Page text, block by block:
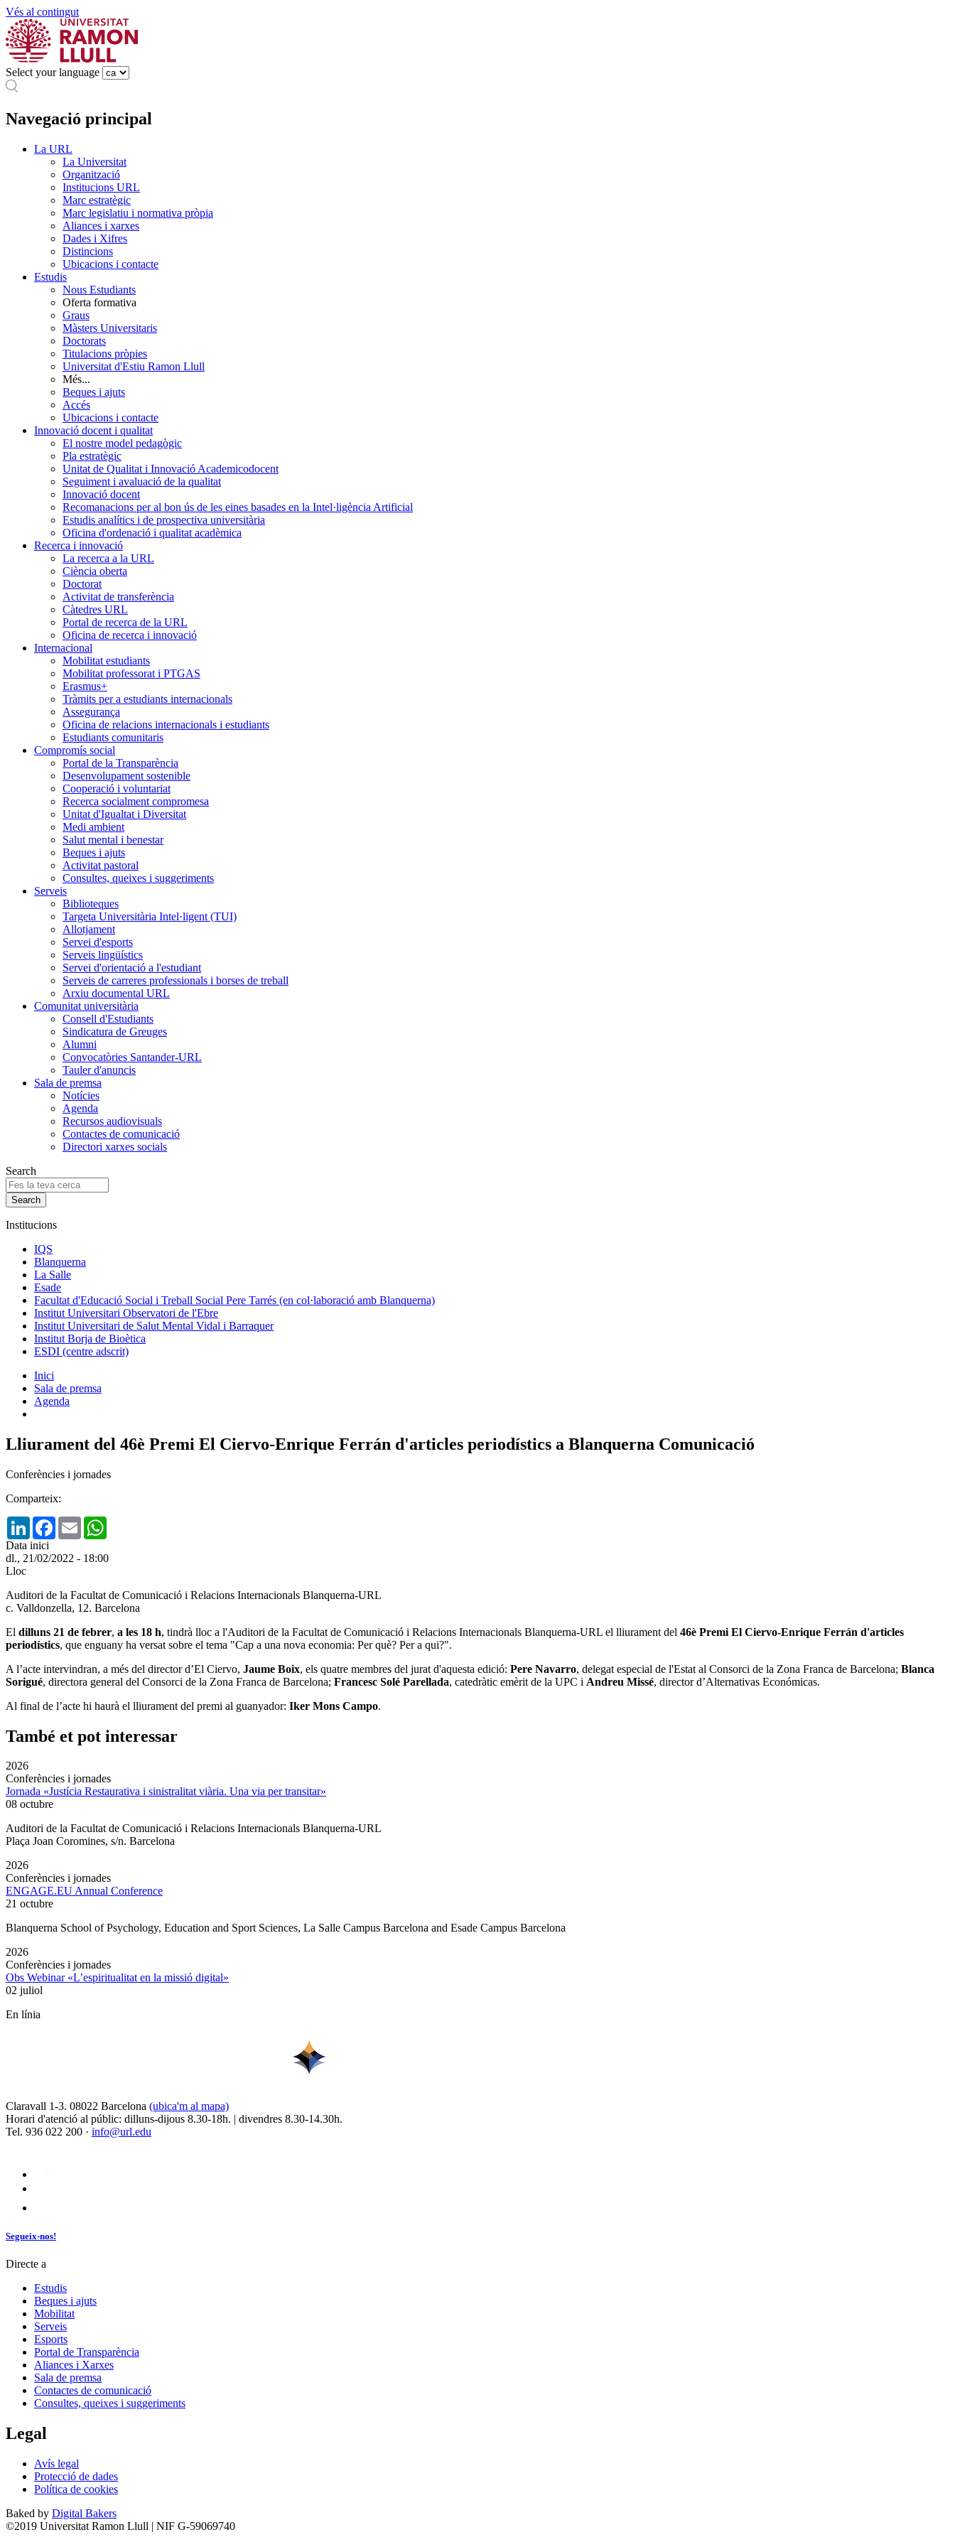
Vés al contingut
Select your language
Navegació principal
La URL
La Universitat
Organització
Institucions URL
Marc estratègic
Marc legislatiu i normativa pròpia
Aliances i xarxes
Dades i Xifres
Distincions
Ubicacions i contacte
Estudis
Nous Estudiants
Oferta formativa
Graus
Màsters Universitaris
Doctorats
Titulacions pròpies
Universitat d'Estiu Ramon Llull
Més...
Beques i ajuts
Accés
Ubicacions i contacte
Innovació docent i qualitat
El nostre model pedagògic
Pla estratègic
Unitat de Qualitat i Innovació Academicodocent
Seguiment i avaluació de la qualitat
Innovació docent
Recomanacions per al bon ús de les eines basades en la Intel·ligència Artificial
Estudis analítics i de prospectiva universitària
Oficina d'ordenació i qualitat acadèmica
Recerca i innovació
La recerca a la URL
Ciència oberta
Doctorat
Activitat de transferència
Càtedres URL
Portal de recerca de la URL
Oficina de recerca i innovació
Internacional
Mobilitat estudiants
Mobilitat professorat i PTGAS
Erasmus+
Tràmits per a estudiants internacionals
Assegurança
Oficina de relacions internacionals i estudiants
Estudiants comunitaris
Compromís social
Portal de la Transparència
Desenvolupament sostenible
Cooperació i voluntariat
Recerca socialment compromesa
Unitat d'Igualtat i Diversitat
Medi ambient
Salut mental i benestar
Beques i ajuts
Activitat pastoral
Consultes, queixes i suggeriments
Serveis
Biblioteques
Targeta Universitària Intel·ligent (TUI)
Allotjament
Servei d'esports
Serveis lingüístics
Servei d'orientació a l'estudiant
Serveis de carreres professionals i borses de treball
Arxiu documental URL
Comunitat universitària
Consell d'Estudiants
Sindicatura de Greuges
Alumni
Convocatòries Santander-URL
Tauler d'anuncis
Sala de premsa
Notícies
Agenda
Recursos audiovisuals
Contactes de comunicació
Directori xarxes socials
Search
Institucions
IQS
Blanquerna
La Salle
Esade
Facultat d'Educació Social i Treball Social Pere Tarrés (en col·laboració amb Blanquerna)
Institut Universitari Observatori de l'Ebre
Institut Universitari de Salut Mental Vidal i Barraquer
Institut Borja de Bioètica
ESDI (centre adscrit)
Inici
Sala de premsa
Agenda
Lliurament del 46è Premi El Ciervo-Enrique Ferrán d'articles periodístics a Blanquerna Comunicació
Conferències i jornades
Comparteix:
LinkedInFacebook
Email
Data inici
dl., 21/02/2022 - 18:00
Lloc
Auditori de la Facultat de Comunicació i Relacions Internacionals Blanquerna-URL
c. Valldonzella, 12. Barcelona
El dilluns 21 de febrer, a les 18 h, tindrà lloc a l'Auditori de la Facultat de Comunicació i Relacions Internacionals Blanquerna-URL el lliurament del 46è Premi El Ciervo-Enrique Ferrán d'articles
periodístics, que enguany ha versat sobre el tema "Cap a una nova economia: Per què? Per a qui?".
A l’acte intervindran, a més del director d’El Ciervo, Jaume Boix, els quatre membres del jurat d'aquesta edició: Pere Navarro, delegat especial de l'Estat al Consorci de la Zona Franca de Barcelona; Blanca
Sorigué, directora general del Consorci de la Zona Franca de Barcelona; Francesc Solé Parellada, catedràtic emèrit de la UPC i Andreu Missé, director d’Alternativas Económicas.
Al final de l’acte hi haurà el lliurament del premi al guanyador: Iker Mons Campo.
També et pot interessar
2026
Conferències i jornades
Jornada «Justícia Restaurativa i sinistralitat viària. Una via per transitar»
08 octubre
Auditori de la Facultat de Comunicació i Relacions Internacionals Blanquerna-URL
Plaça Joan Coromines, s/n. Barcelona
2026
Conferències i jornades
ENGAGE.EU Annual Conference
21 octubre
Blanquerna School of Psychology, Education and Sport Sciences, La Salle Campus Barcelona and Esade Campus Barcelona
2026
Conferències i jornades
Obs Webinar «L’espiritualitat en la missió digital»
02 juliol
En línia
Claravall 1-3. 08022 Barcelona (ubica'm al mapa)
Horari d'atenció al públic: dilluns-dijous 8.30-18h. | divendres 8.30-14.30h.
Tel. 936 022 200 · info@url.edu
Segueix-nos!
Directe a
Estudis
Beques i ajuts
Mobilitat
Serveis
Esports
Portal de Transparència
Aliances i Xarxes
Sala de premsa
Contactes de comunicació
Consultes, queixes i suggeriments
Legal
Avís legal
Protecció de dades
Política de cookies
Baked by Digital Bakers
©2019 Universitat Ramon Llull | NIF G-59069740